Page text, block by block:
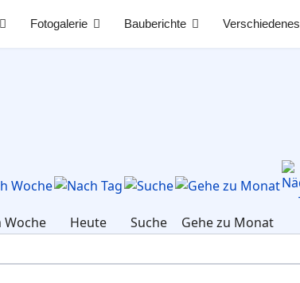
Fotogalerie Bauberichte Verschiedenes
Woche Heute Suche Gehe zu Monat